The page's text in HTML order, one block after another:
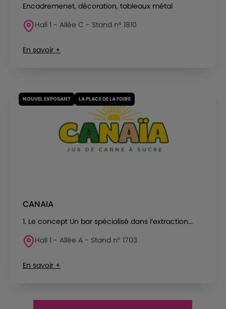
Encadremenet, décoration, tableaux métal
Hall 1 - Allée C - Stand n° 1810
En savoir +
NOUVEL EXPOSANT LA PLACE DE LA FOIRE
CANAIA
1. Le concept Un bar spécialisé dans l’extraction...
Hall 1 - Allée A - Stand n° 1703
En savoir +